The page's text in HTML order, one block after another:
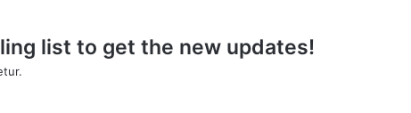
list to get the new updates!